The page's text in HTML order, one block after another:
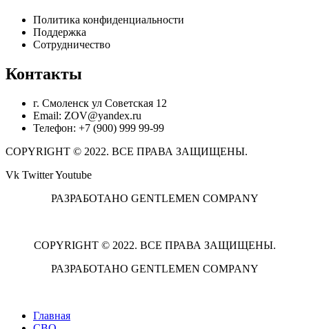
Политика конфиденциальности
Поддержка
Сотрудничество
Контакты
г. Смоленск ул Советская 12
Email: ZOV@yandex.ru
Телефон: +7 (900) 999 99-99
COPYRIGHT © 2022. ВСЕ ПРАВА ЗАЩИЩЕНЫ.
Vk TwitterYoutube
РАЗРАБОТАНО GENTLEMEN COMPANY
COPYRIGHT © 2022. ВСЕ ПРАВА ЗАЩИЩЕНЫ.
РАЗРАБОТАНО GENTLEMEN COMPANY
Главная